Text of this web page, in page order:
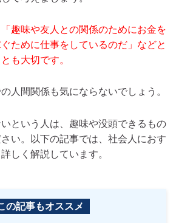
「趣味や友人との関係のためにお金を
ために仕事をしているのだ」などと
も大切です。
人間関係も気にならないでしょう。
という人は、趣味や没頭できるもの
い。以下の記事では、社会人におす
しく解説しています。
の記事もオススメ